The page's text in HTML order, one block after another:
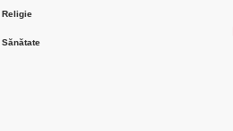
Religie
Sănătate